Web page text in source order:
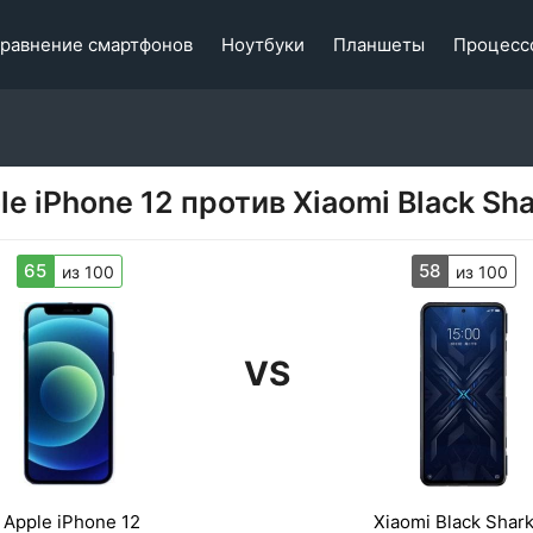
смартфонов Ноутбуки Планшеты
iPhone 12 против Xiaomi Black
65 из 100
VS
58 из 100
Apple iPhone 12 Xiaomi Black